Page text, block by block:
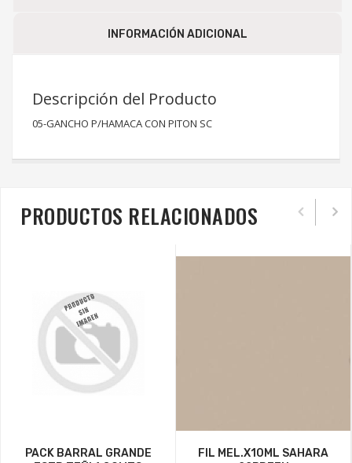
INFORMACIÓN ADICIONAL
Descripción del Producto
05-GANCHO P/HAMACA CON PITON SC
PRODUCTOS RELACIONADOS
PACK BARRAL GRANDE
FIL MEL.X10ML SAHARA